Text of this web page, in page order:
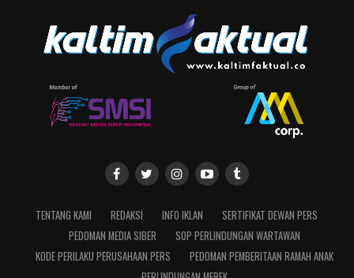
TENTANG KAMI REDAKSI INFO IKLAN
SERTIFIKAT DEWAN PERS
PEDOMAN MEDIA SIBER
SOP PERLINDUNGAN WARTAWAN
KODE PERILAKU PERUSAHAAN PERS
PEDOMAN PEMBERITAAN RAMAH ANAK